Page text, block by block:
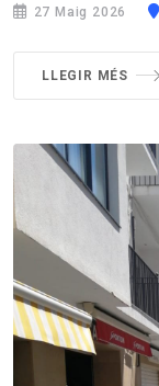
27 Maig 2026
LLEGIR MÉS